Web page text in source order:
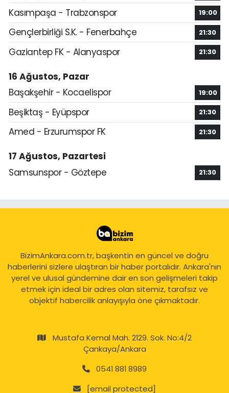
Kasımpaşa - Trabzonspor 19:00
Gençlerbirliği S.K. - Fenerbahçe 21:30
Gaziantep FK - Alanyaspor 21:30
16 Ağustos, Pazar
Başakşehir - Kocaelispor
19:00
Beşiktaş - Eyüpspor 21:30
Amed - Erzurumspor FK 21:30
17 Ağustos, Pazartesi
Samsunspor - Göztepe
21:30
BizimAnkara.com.tr, başkentin en güncel ve doğru
haberlerini sizlere ulaştıran bir haber portalıdır. Ankara'nın
yerel ve ulusal gündemine dair en son gelişmeleri takip
etmek için ideal bir adres olan sitemiz, tarafsız ve
objektif habercilik anlayışıyla öne çıkmaktadır.
Mustafa Kemal Mah. 2129. Sok. No:4/2
Çankaya/Ankara
0541 881 8989
[email protected]